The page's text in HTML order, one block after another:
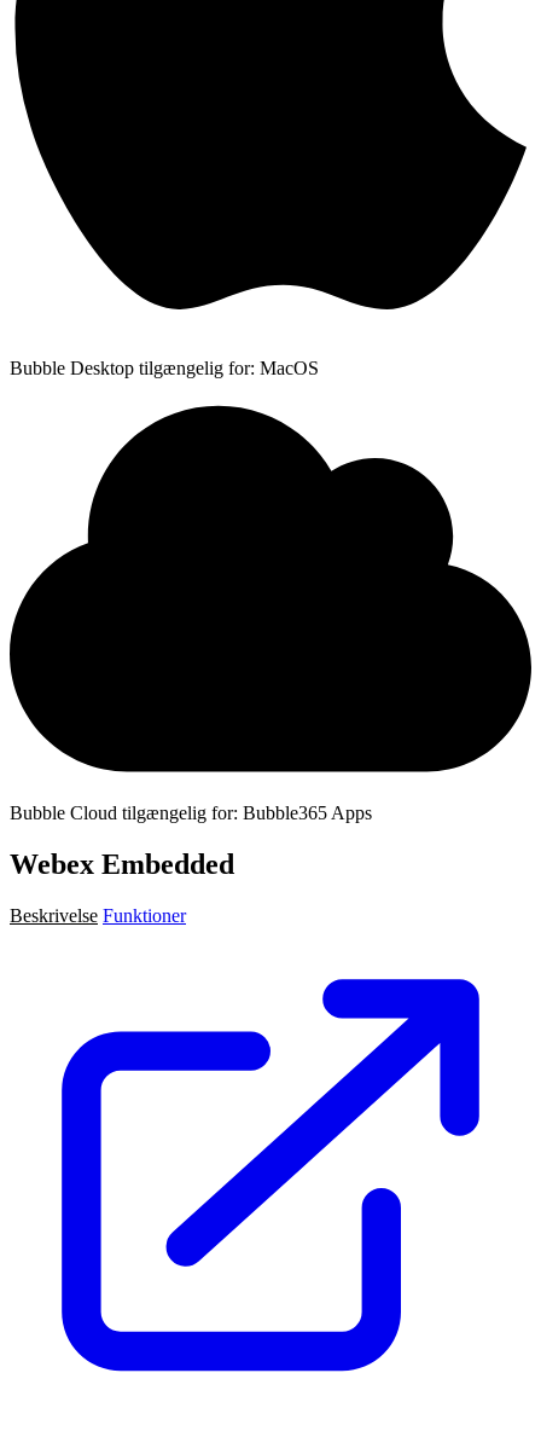
Bubble Desktop tilgængelig for: MacOS
Bubble Cloud tilgængelig for: Bubble365 Apps
Webex Embedded
Beskrivelse Funktioner